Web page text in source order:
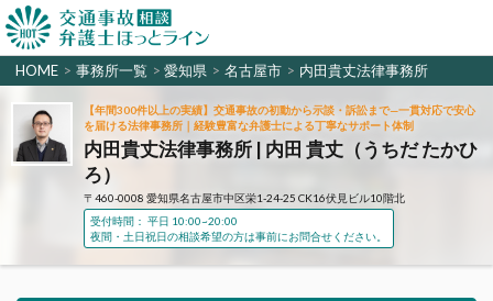
HOME > 事務所一覧 > 愛知県 > 名古屋市 > 内田貴丈法律事務所
【年間300件以上の実績】交通事故の初動から示談・訴訟まで—一貫対応で安心
を届ける法律事務所｜経験豊富な弁護士による丁寧なサポート体制
内田貴丈法律事務所 | 内田 貴丈（うちだ たかひ
ろ）
〒460-0008 愛知県名古屋市中区栄1-24-25 CK16伏見ビル10階北
受付時間： 平日 10:00~20:00
夜間・土日祝日の相談希望の方は事前にお問合せください。